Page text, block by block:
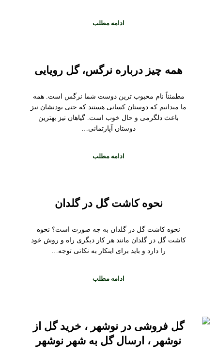
ادامه مطلب
همه چیز درباره نرگس، گل رویایی
مطمئناً نام محبوب ترین دوست شما نرگس است. همه
ما میدانیم که دوستان کسانی هستند که حتی بودنشان نیز
باعث دلگرمی و حال خوب است. گیاهان نیز بهترین
دوستان آپارتمانی…
ادامه مطلب
نحوه کاشت گل در گلدان
نحوه کاشت گل در گلدان به چه صورت است؟ نحوه
کاشت گل در گلدان مانند هر کار دیگری راه و روش خود
را دارد و باید برای اینکار به نکاتی توجه…
ادامه مطلب
گل فروشی در نوشهر ، خرید گل از
نوشهر ، ارسال گل به شهر نوشهر